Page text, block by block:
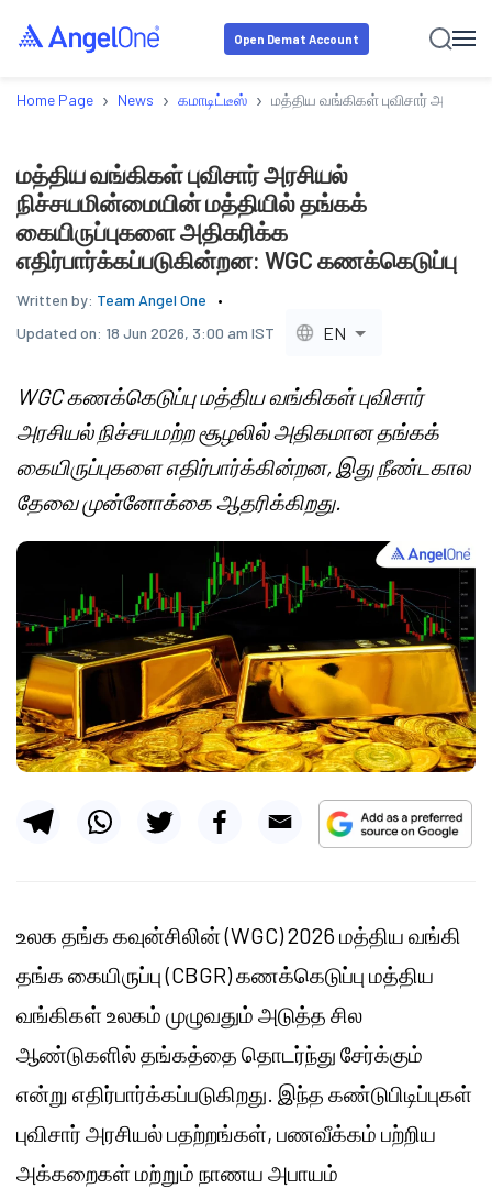
Open Demat Account
Home Page › News › கமாடிட்டீஸ் › மத்திய வங்கிகள் புவிசார்
மத்திய வங்கிகள் புவிசார் அரசியல்
நிச்சயமின்மையின் மத்தியில் தங்கக்
கையிருப்புகளை அதிகரிக்க
எதிர்பார்க்கப்படுகின்றன: WGC கணக்கெடுப்பு
Written by: Team Angel One
Updated on: 18 Jun 2026, 3:00 am IST EN
WGC கணக்கெடுப்பு மத்திய வங்கிகள் புவிசார்
அரசியல் நிச்சயமற்ற சூழலில் அதிகமான தங்கக்
கையிருப்புகளை எதிர்பார்க்கின்றன, இது நீண்டகால
தேவை முன்னோக்கை ஆதரிக்கிறது.
உலக தங்க கவுன்சிலின் (WGC) 2026 மத்திய வங்கி
தங்க கையிருப்பு (CBGR) கணக்கெடுப்பு மத்திய
வங்கிகள் உலகம் முழுவதும் அடுத்த சில
ஆண்டுகளில் தங்கத்தை தொடர்ந்து சேர்க்கும்
என்று எதிர்பார்க்கப்படுகிறது. இந்த கண்டுபிடிப்புகள்
புவிசார் அரசியல் பதற்றங்கள், பணவீக்கம் பற்றிய
அக்கறைகள் மற்றும் நாணய அபாயம்